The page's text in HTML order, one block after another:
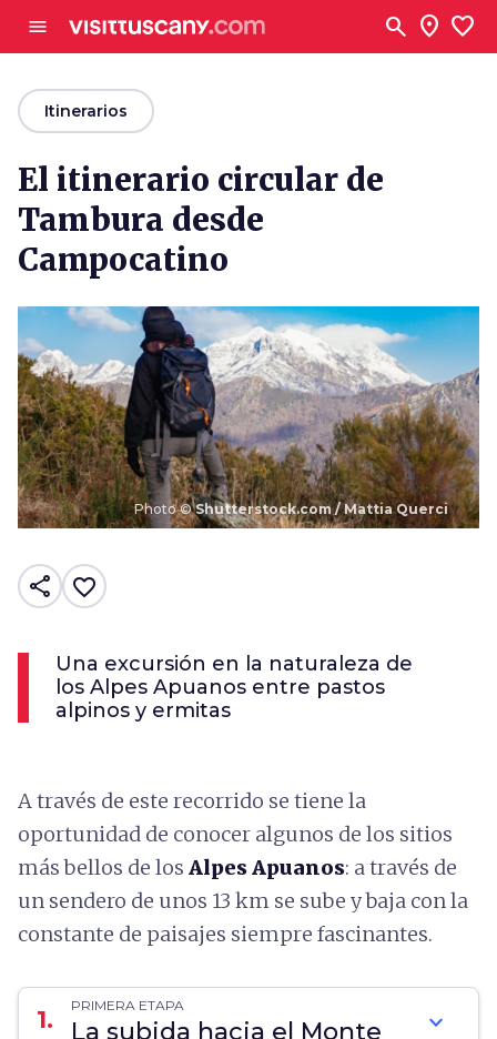
menu search location_on favorite
arrow_backItinerarios
El itinerario circular de
Tambura desde
Campocatino
Photo ©Shutterstock.com / Mattia Querci
share favorite_border
Una excursión en la naturaleza de
los Alpes Apuanos entre pastos
alpinos y ermitas
A través de este recorrido se tiene la
oportunidad de conocer algunos de los sitios
más bellos de los Alpes Apuanos: a través de
un sendero de unos 13 km se sube y baja con la
constante de paisajes siempre fascinantes.
1. PRIMERA ETAPA
La subida hacia el Monte
expand_more